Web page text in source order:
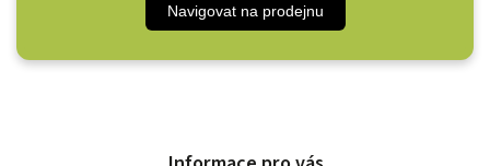
Navigovat na prodejnu